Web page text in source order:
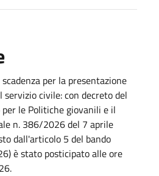
per la presentazione
civile: con decreto del
le Politiche giovanili e il
n. 386/2026 del 7 aprile
dall'articolo 5 del bando
è stato posticipato alle ore